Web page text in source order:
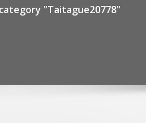
"Taitague20778"